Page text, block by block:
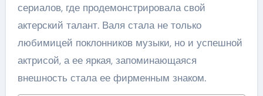
сериалов, где продемонстрировала свой
актерский талант. Валя стала не только
любимицей поклонников музыки, но и успешной
актрисой, а ее яркая, запоминающаяся
внешность стала ее фирменным знаком.